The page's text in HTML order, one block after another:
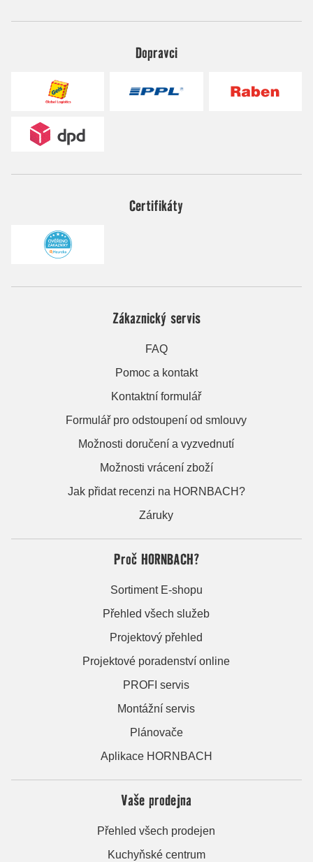
Dopravci
Certifikáty
Zákaznický servis
FAQ
Pomoc a kontakt
Kontaktní formulář
Formulář pro odstoupení od smlouvy
Možnosti doručení a vyzvednutí
Možnosti vrácení zboží
Jak přidat recenzi na HORNBACH?
Záruky
Proč HORNBACH?
Sortiment E-shopu
Přehled všech služeb
Projektový přehled
Projektové poradenství online
PROFI servis
Montážní servis
Plánovače
Aplikace HORNBACH
Vaše prodejna
Přehled všech prodejen
Kuchyňské centrum